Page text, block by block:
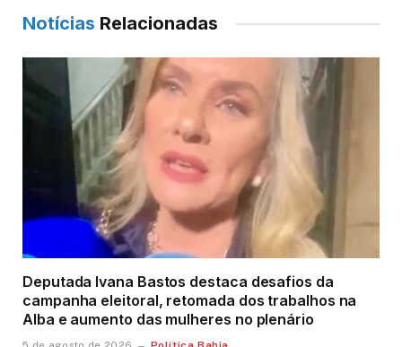
Notícias Relacionadas
Deputada Ivana Bastos destaca desafios da
campanha eleitoral, retomada dos trabalhos na
Alba e aumento das mulheres no plenário